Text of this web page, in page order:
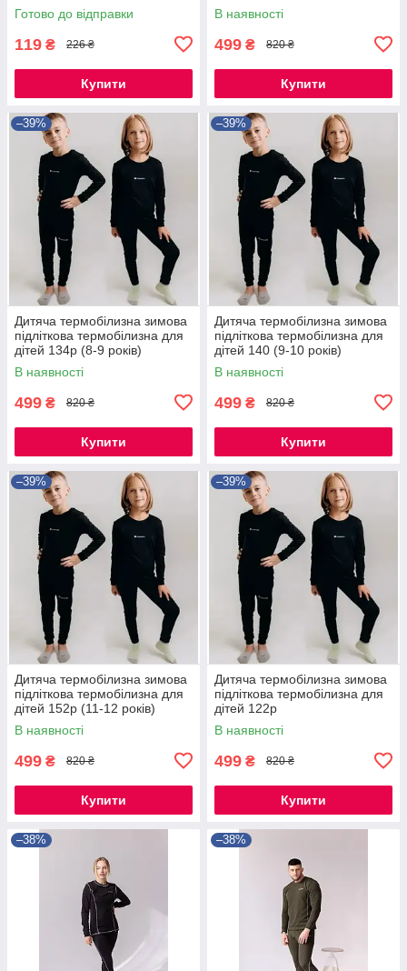
Готово до відправки
119 ₴ 226 ₴
Купити
В наявності
499 ₴ 820 ₴
Купити
–39%
Дитяча термобілизна зимова
підліткова термобілизна для
дітей 134р (8-9 років)
В наявності
499 ₴ 820 ₴
Купити
–39%
Дитяча термобілизна зимова
підліткова термобілизна для
дітей 140 (9-10 років)
В наявності
499 ₴ 820 ₴
Купити
–39%
Дитяча термобілизна зимова
підліткова термобілизна для
дітей 152р (11-12 років)
В наявності
499 ₴ 820 ₴
Купити
–39%
Дитяча термобілизна зимова
підліткова термобілизна для
дітей 122р
В наявності
499 ₴ 820 ₴
Купити
–38% –38%